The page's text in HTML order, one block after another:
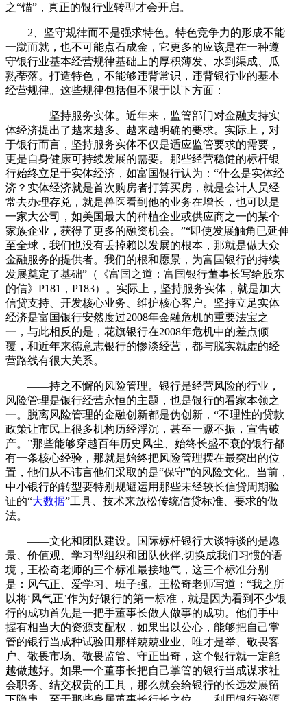
之“锚”，真正的银行业转型才会开启。
2、坚守规律而不是强求特色。特色竞争力的形成不能
一蹴而就，也不可能点石成金，它更多的应该是在一种遵
守银行业基本经营规律基础上的厚积薄发、水到渠成、瓜
熟蒂落。打造特色，不能够违背常识，违背银行业的基本
经营规律。这些规律包括但不限于以下方面：
——坚持服务实体。近年来，监管部门对金融支持实
体经济提出了越来越多、越来越明确的要求。实际上，对
于银行而言，坚持服务实体不仅是适应监管要求的需要，
更是自身健康可持续发展的需要。那些经营稳健的标杆银
行始终立足于实体经济，如富国银行认为：“什么是实体经
济？实体经济就是首次购房者打算买房，就是会计人员经
常去办理存兑，就是兽医看到他的业务在增长，也可以是
一家大公司，如美国最大的种植企业或供应商之一的某个
家族企业，获得了更多的融资机会。”“即使发展触角已延伸
至全球，我们也没有丢掉赖以发展的根本，那就是做大众
金融服务的提供者。我们的根和愿景，为富国银行的持续
发展奠定了基础”（《富国之道：富国银行董事长写给股东
的信》P181，P183）。实际上，坚持服务实体，就是加大
信贷支持、开发核心业务、维护核心客户。坚持立足实体
经济是富国银行安然度过2008年金融危机的重要法宝之
一，与此相反的是，花旗银行在2008年危机中的差点倾
覆，和近年来德意志银行的惨淡经营，都与脱实就虚的经
营路线有很大关系。
——持之不懈的风险管理。银行是经营风险的行业，
风险管理是银行经营永恒的主题，也是银行的看家本领之
一。脱离风险管理的金融创新都是伪创新，“不理性的贷款
政策让市民上很多机构历经浮沉，甚至一蹶不振，宣告破
产。”那些能够穿越百年历史风尘、始终长盛不衰的银行都
有一条核心经验，那就是始终把风险管理摆在最突出的位
置，他们从不讳言他们采取的是“保守”的风险文化。当前，
中小银行的转型要特别规避运用那些未经较长信贷周期验
证的“大数据”工具、技术来放松传统信贷标准、要求的做
法。
——文化和团队建设。国际标杆银行大谈特谈的是愿
景、价值观、学习型组织和团队伙伴,切换成我们习惯的语
境，王松奇老师的三个标准最接地气，这三个标准分别
是：风气正、爱学习、班子强。王松奇老师写道：“我之所
以将‘风气正’作为好银行的第一标准，就是因为看到不少银
行的成功首先是一把手董事长做人做事的成功。他们手中
握有相当大的资源支配权，如果出以公心，能够把自己掌
管的银行当成种试验田那样兢兢业业、唯才是举、敬畏客
户、敬畏市场、敬畏监管、守正出奇，这个银行就一定能
越做越好。如果一个董事长把自己掌管的银行当成谋求社
会职务、结交权贵的工具，那么就会给银行的长远发展留